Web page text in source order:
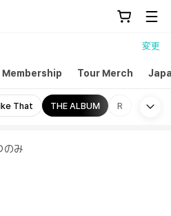
変更
Membership Tour Merch
That THE ALBUM R
のみ